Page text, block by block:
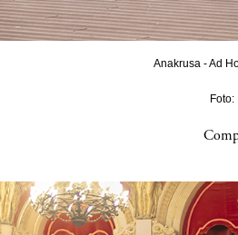
Anakrusa - Ad